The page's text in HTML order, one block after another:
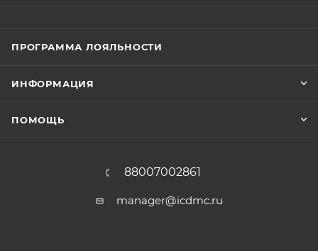
ПРОГРАММА ЛОЯЛЬНОСТИ
ИНФОРМАЦИЯ
ПОМОЩЬ
88007002861
manager@icdmc.ru